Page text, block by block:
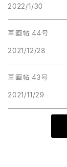
2022/1/30
草画帖 44号
2021/12/28
草画帖 43号
2021/11/29